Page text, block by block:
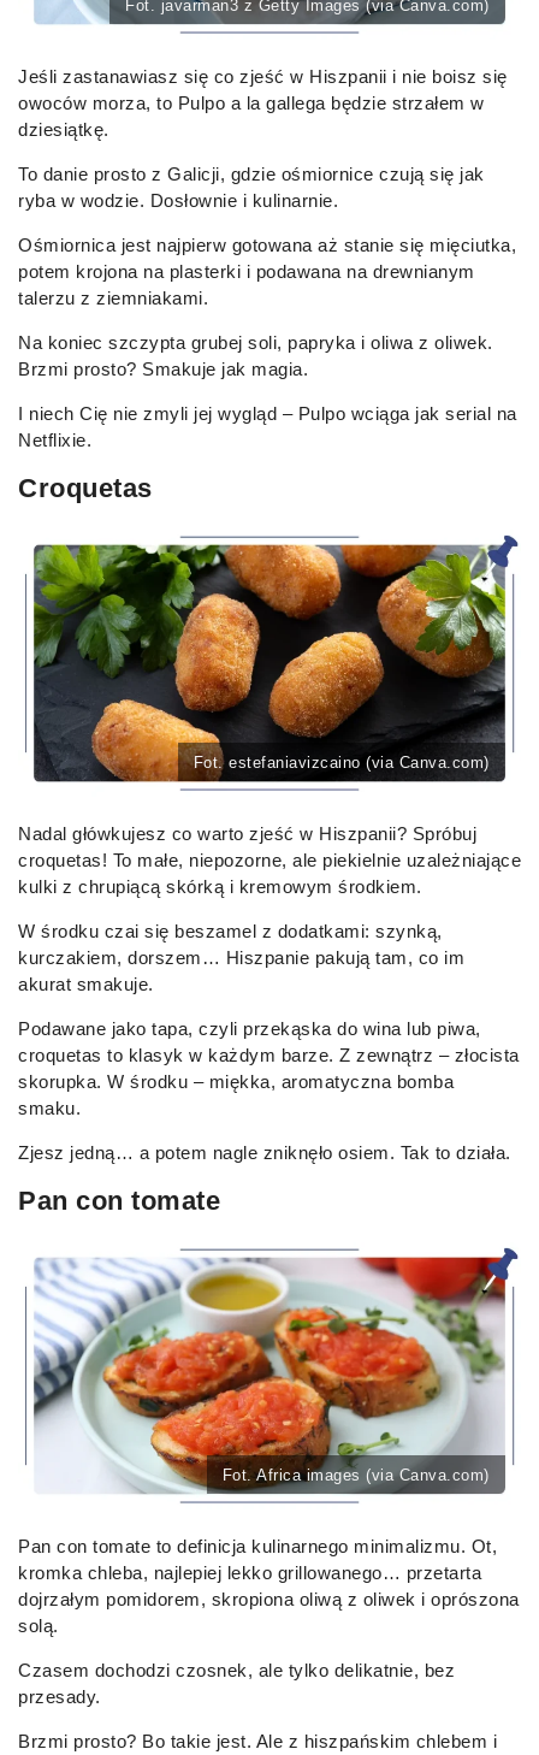
Fot. javarman3 z Getty Images (via Canva.com)
Jeśli zastanawiasz się co zjeść w Hiszpanii i nie boisz się
owoców morza, to Pulpo a la gallega będzie strzałem w
dziesiątkę.
To danie prosto z Galicji, gdzie ośmiornice czują się jak
ryba w wodzie. Dosłownie i kulinarnie.
Ośmiornica jest najpierw gotowana aż stanie się mięciutka,
potem krojona na plasterki i podawana na drewnianym
talerzu z ziemniakami.
Na koniec szczypta grubej soli, papryka i oliwa z oliwek.
Brzmi prosto? Smakuje jak magia.
I niech Cię nie zmyli jej wygląd – Pulpo wciąga jak serial na
Netflixie.
Croquetas
Fot. estefaniavizcaino (via Canva.com)
Nadal główkujesz co warto zjeść w Hiszpanii? Spróbuj
croquetas! To małe, niepozorne, ale piekielnie uzależniające
kulki z chrupiącą skórką i kremowym środkiem.
W środku czai się beszamel z dodatkami: szynką,
kurczakiem, dorszem… Hiszpanie pakują tam, co im
akurat smakuje.
Podawane jako tapa, czyli przekąska do wina lub piwa,
croquetas to klasyk w każdym barze. Z zewnątrz – złocista
skorupka. W środku – miękka, aromatyczna bomba
smaku.
Zjesz jedną… a potem nagle zniknęło osiem. Tak to działa.
Pan con tomate
Fot. Africa images (via Canva.com)
Pan con tomate to definicja kulinarnego minimalizmu. Ot,
kromka chleba, najlepiej lekko grillowanego… przetarta
dojrzałym pomidorem, skropiona oliwą z oliwek i oprószona
solą.
Czasem dochodzi czosnek, ale tylko delikatnie, bez
przesady.
Brzmi prosto? Bo takie jest. Ale z hiszpańskim chlebem i